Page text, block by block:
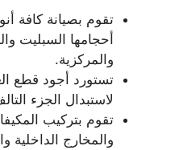
تقوم بصيانة كافة
أحجامها السبليت
والمركزية.
تستورد أجود قطع
لاستبدال الجزء
تقوم بتركيب
والمخارج الداخلية